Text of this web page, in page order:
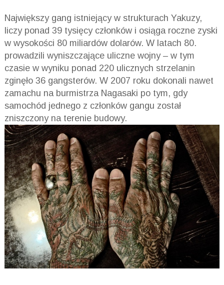
Największy gang istniejący w strukturach Yakuzy,
liczy ponad 39 tysięcy członków i osiąga roczne zyski
w wysokości 80 miliardów dolarów. W latach 80.
prowadzili wyniszczające uliczne wojny – w tym
czasie w wyniku ponad 220 ulicznych strzelanin
zginęło 36 gangsterów. W 2007 roku dokonali nawet
zamachu na burmistrza Nagasaki po tym, gdy
samochód jednego z członków gangu został
zniszczony na terenie budowy.